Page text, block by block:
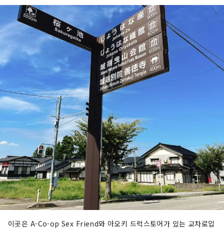
이곳은 A-Co-op Sex Friend와 아오키 드럭스토어가 있는 교차로입